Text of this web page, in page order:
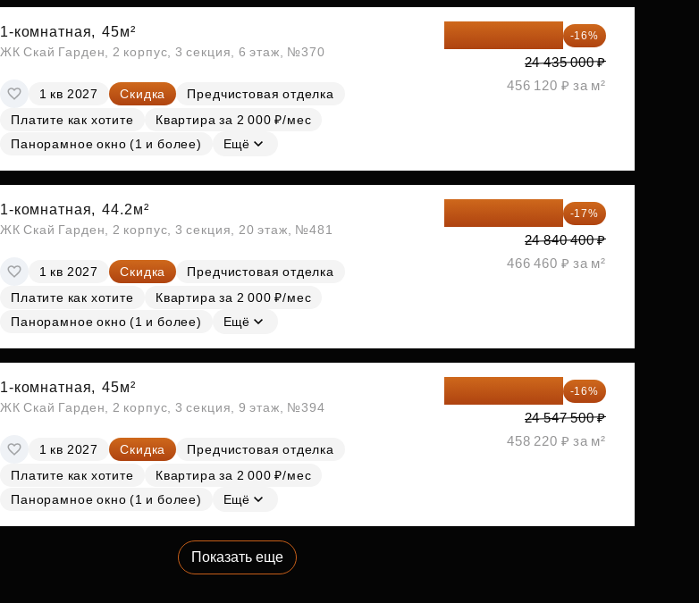
1-комнатная, 45м²
ЖК Скай Гарден, 2 корпус, 3 секция, 6 этаж, №370
1 кв 2027 Скидка
Предчистовая отделка
Платите как хотите
Квартира за 2 000 ₽/мес
Панорамное окно (1 и более)
Ещё
-16%
24 435 000 ₽
456 120 ₽ за м²
1-комнатная, 44.2м²
ЖК Скай Гарден, 2 корпус, 3 секция, 20 этаж, №481
1 кв 2027 Скидка
Предчистовая отделка
Платите как хотите
Квартира за 2 000 ₽/мес
Панорамное окно (1 и более)
Ещё
-17%
24 840 400 ₽
466 460 ₽ за м²
1-комнатная, 45м²
ЖК Скай Гарден, 2 корпус, 3 секция, 9 этаж, №394
1 кв 2027 Скидка
Предчистовая отделка
Платите как хотите
Квартира за 2 000 ₽/мес
Панорамное окно (1 и более)
Ещё
-16%
24 547 500 ₽
458 220 ₽ за м²
Показать еще